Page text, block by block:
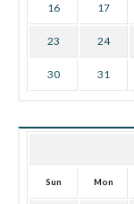
16 17
23 24
30 31
Sun Mon